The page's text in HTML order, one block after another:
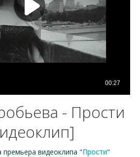
- Прости
премьера видеоклипа "Прости"